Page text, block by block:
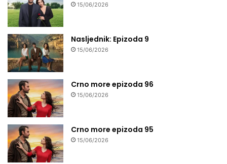
15/06/2026
Nasljednik: Epizoda 9
15/06/2026
Crno more epizoda 96
15/06/2026
Crno more epizoda 95
15/06/2026